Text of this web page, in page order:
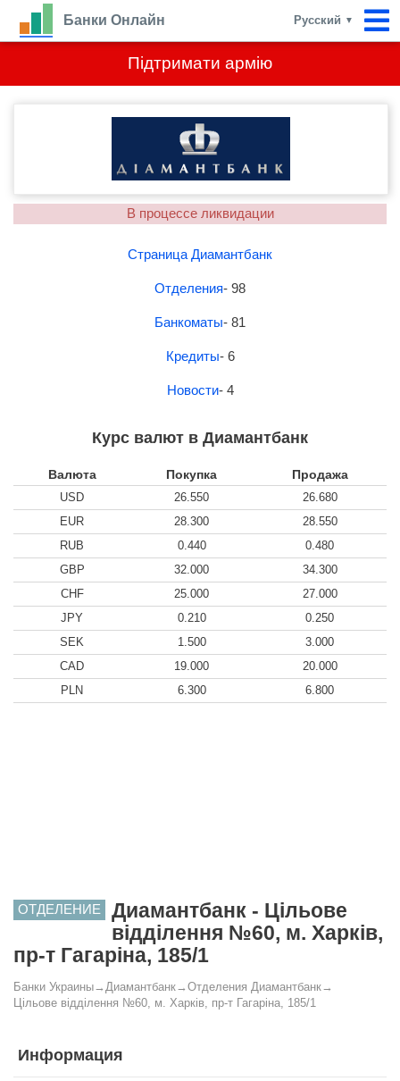
Підтримати армію
Банки Онлайн Русский ▼
В процессе ликвидации
Страница Диамантбанк
Отделения- 98
Банкоматы- 81
Кредиты- 6
Новости- 4
Курс валют в Диамантбанк
Валюта Покупка Продажа
USD 26.550
26.680
EUR
28.300
28.550
RUB
0.440
0.480
GBP
32.000
34.300
CHF
25.000
27.000
JPY
0.210
0.250
SEK
1.500
3.000
CAD
19.000
20.000
PLN
6.300 6.800
ОТДЕЛЕНИЕ
Диамантбанк - Цільове
відділення №60, м. Харків,
пр-т Гагаріна, 185/1
Банки Украины→ Диамантбанк→ Отделения Диамантбанк→
Цільове відділення №60, м. Харків, пр-т Гагаріна, 185/1
Информация